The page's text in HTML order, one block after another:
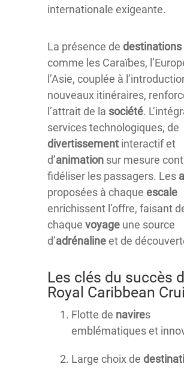
internationale exigeante.
La présence de destinations
comme les Caraïbes,
l’Asie, couplée à
nouveaux itinéraires,
l’attrait de la société.
services technologiques, de
divertissement interactif et
d’animation sur mesure
fidéliser les passagers. Les
proposées à chaque escale
enrichissent l’offre, faisant
chaque voyage une source
d’adrénalineet de
Les clés du succès
Royal Caribbean
Flotte de navires
emblématiques et
Large choix de